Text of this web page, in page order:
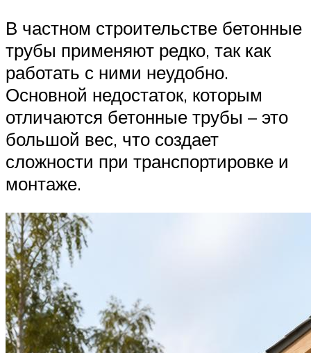
В частном строительстве бетонные
трубы применяют редко, так как
работать с ними неудобно.
Основной недостаток, которым
отличаются бетонные трубы – это
большой вес, что создает
сложности при транспортировке и
монтаже.